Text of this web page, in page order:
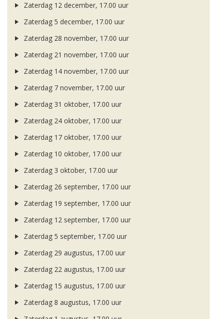
Zaterdag 12 december, 17.00 uur
Zaterdag 5 december, 17.00 uur
Zaterdag 28 november, 17.00 uur
Zaterdag 21 november, 17.00 uur
Zaterdag 14 november, 17.00 uur
Zaterdag 7 november, 17.00 uur
Zaterdag 31 oktober, 17.00 uur
Zaterdag 24 oktober, 17.00 uur
Zaterdag 17 oktober, 17.00 uur
Zaterdag 10 oktober, 17.00 uur
Zaterdag 3 oktober, 17.00 uur
Zaterdag 26 september, 17.00 uur
Zaterdag 19 september, 17.00 uur
Zaterdag 12 september, 17.00 uur
Zaterdag 5 september, 17.00 uur
Zaterdag 29 augustus, 17.00 uur
Zaterdag 22 augustus, 17.00 uur
Zaterdag 15 augustus, 17.00 uur
Zaterdag 8 augustus, 17.00 uur